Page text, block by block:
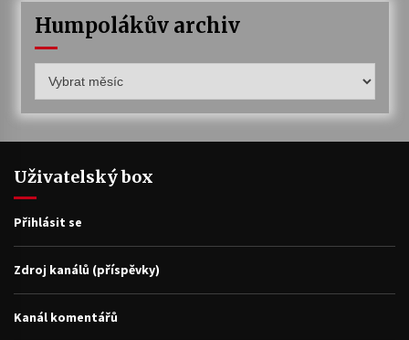
Humpolákův archiv
archiv
Uživatelský box
Přihlásit se
Zdroj kanálů (příspěvky)
Kanál komentářů